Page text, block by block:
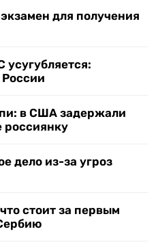
для получения
усугубляется:
России
в США задержали
дело из-за угроз
стоит за первым